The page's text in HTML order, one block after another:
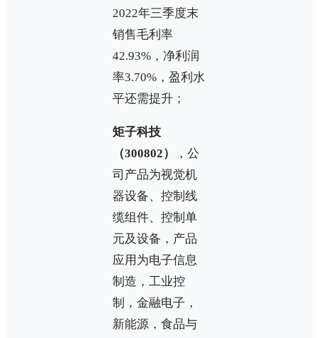
2022年三季度末
销售毛利率
42.93%，净利润
率3.70%，盈利水
平还需提升；
矩子科技
（300802）
，公
司产品为视觉机
器设备、控制线
缆组件、控制单
元及设备，产品
应用为电子信息
制造，工业控
制，金融电子，
新能源，食品与